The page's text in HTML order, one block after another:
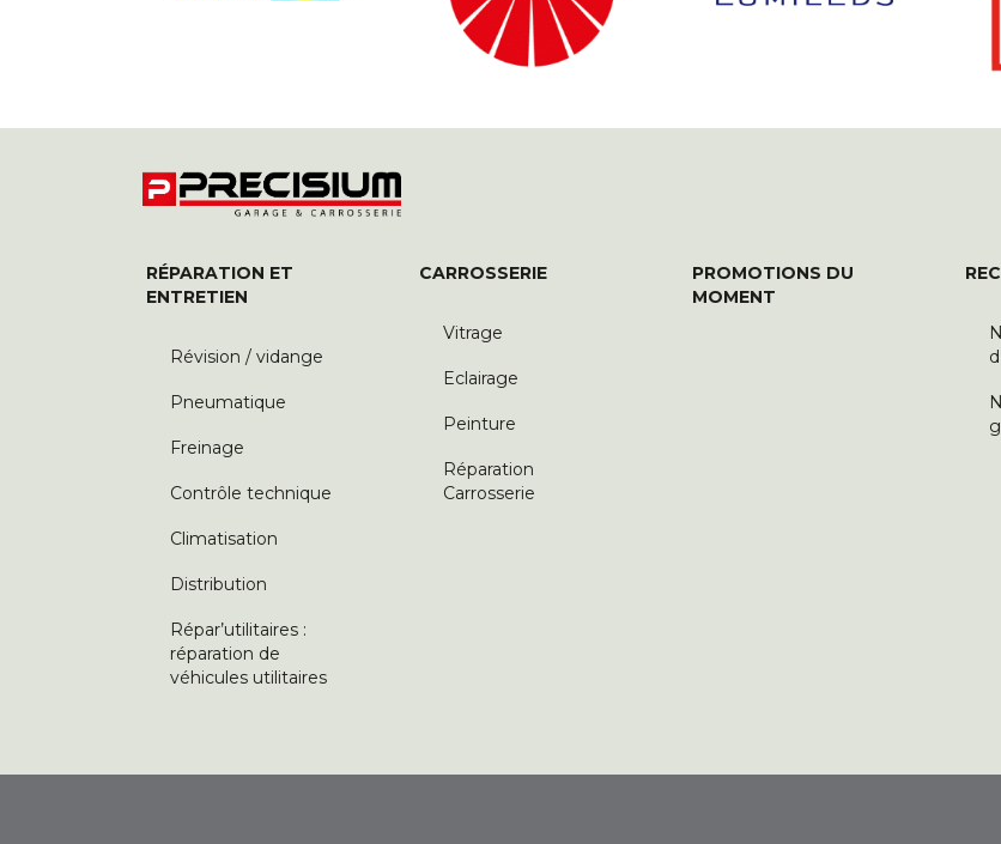
RÉPARATION ET
ENTRETIEN
Révision / vidange
Pneumatique
Freinage
Contrôle technique
Climatisation
Distribution
Répar’utilitaires :
réparation de
véhicules utilitaires
CARROSSERIE
Vitrage
Eclairage
Peinture
Réparation
Carrosserie
PROMOTIONS DU
MOMENT